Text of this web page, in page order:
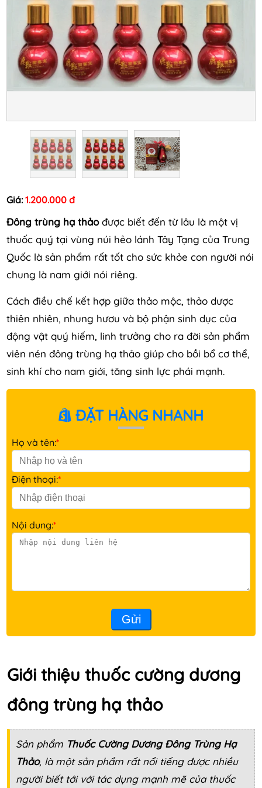
Giá: 1.200.000 đ
Đông trùng hạ thảođược biết đến từ lâu là một vị
thuốc quý tại vùng núi hẻo lánh Tây Tạng của Trung
Quốc là sản phẩm rất tốt cho sức khỏe con người nói
chung là nam giới nói riêng.
Cách điều chế kết hợp giữa thảo mộc, thảo dược
thiên nhiên, nhung hươu và bộ phận sinh dục của
động vật quý hiếm, linh trưởng cho ra đời sản phẩm
viên nén đông trùng hạ thảo giúp cho bồi bổ cơ thể,
sinh khí cho nam giới, tăng sinh lực phái mạnh.
ĐẶT HÀNG NHANH
Họ và tên:*
Điện thoại:*
Nội dung:*
Gửi
Giới thiệu thuốc cường dương
đông trùng hạ thảo
Sản phẩm Thuốc Cường Dương Đông Trùng Hạ
Thảo, là một sản phẩm rất nổi tiếng được nhiều
người biết tới với tác dụng mạnh mẽ của thuốc